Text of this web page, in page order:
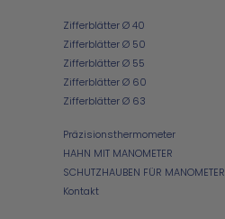
Zifferblätter Ø 40
Zifferblätter Ø 50
Zifferblätter Ø 55
Zifferblätter Ø 60
Zifferblätter Ø 63
Präzisionsthermometer
HAHN MIT MANOMETER
SCHUTZHAUBEN FÜR MANOMETER
Kontakt